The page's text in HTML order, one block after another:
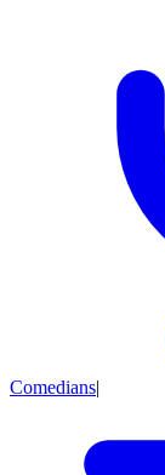
Comedians|